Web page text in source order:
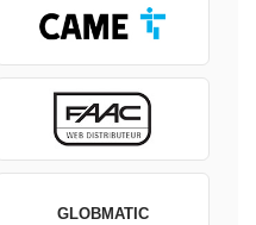
GLOBMATIC